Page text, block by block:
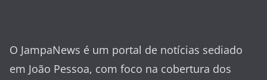
O JampaNews é um portal de notícias sediado
em João Pessoa, com foco na cobertura dos